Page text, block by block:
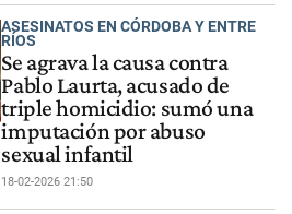
ASESINATOS EN CÓRDOBA Y ENTRE
RÍOS
Se agrava la causa contra
Pablo Laurta, acusado de
triple homicidio: sumó una
imputación por abuso
sexual infantil
18-02-2026 21:50